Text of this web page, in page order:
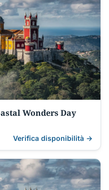
Wonders Day
Verifica disponibilità →